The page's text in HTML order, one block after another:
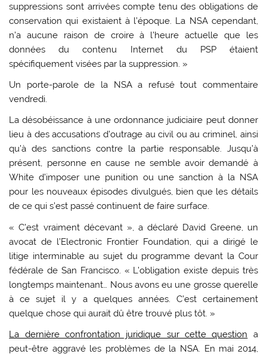
suppressions sont arrivées compte tenu des obligations de
conservation qui existaient à l’époque. La NSA cependant,
n’a aucune raison de croire à l’heure actuelle que les
données du contenu Internet du PSP étaient
spécifiquement visées par la suppression. »
Un porte-parole de la NSA a refusé tout commentaire
vendredi.
La désobéissance à une ordonnance judiciaire peut donner
lieu à des accusations d’outrage au civil ou au criminel, ainsi
qu’à des sanctions contre la partie responsable. Jusqu’à
présent, personne en cause ne semble avoir demandé à
White d’imposer une punition ou une sanction à la NSA
pour les nouveaux épisodes divulgués, bien que les détails
de ce qui s’est passé continuent de faire surface.
« C’est vraiment décevant », a déclaré David Greene, un
avocat de l’Electronic Frontier Foundation, qui a dirigé le
litige interminable au sujet du programme devant la Cour
fédérale de San Francisco. « L’obligation existe depuis très
longtemps maintenant… Nous avons eu une grosse querelle
à ce sujet il y a quelques années. C’est certainement
quelque chose qui aurait dû être trouvé plus tôt. »
La dernière confrontation juridique sur cette question a
peut-être aggravé les problèmes de la NSA. En mai 2014,